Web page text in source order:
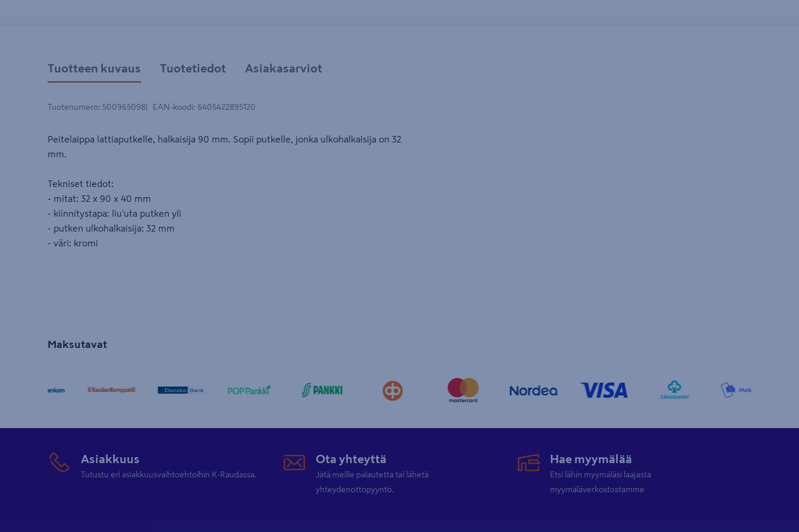
Tuotteen kuvaus Tuotetiedot Asiakasarviot
Tuotenumero: 500965098 EAN-koodi: 6405422895120
Peitelaippa lattiaputkelle, halkaisija 90 mm. Sopii putkelle, jonka ulkohalkaisija on 32
mm.
Tekniset tiedot:
- mitat: 32 x 90 x 40 mm
- kiinnitystapa: liu'uta putken yli
- putken ulkohalkaisija: 32 mm
- väri: kromi
Maksutavat
Asiakkuus
Tutustu eri asiakkuusvaihtoehtoihin K-Raudassa.
Ota yhteyttä
Jätä meille palautetta tai lähetä
yhteydenottopyyntö.
Hae myymälää
Etsi lähin myymäläsi laajasta
myymäläverkostostamme